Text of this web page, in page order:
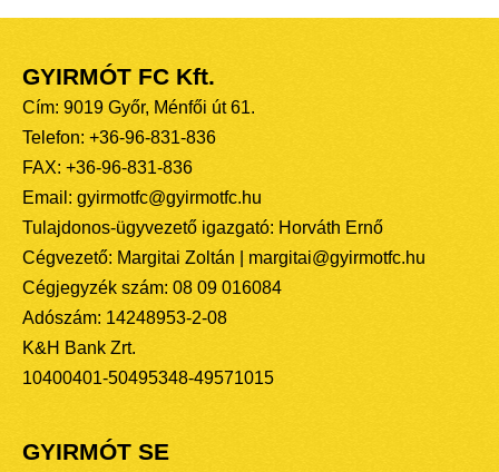
GYIRMÓT FC Kft.
Cím: 9019 Győr, Ménfői út 61.
Telefon: +36-96-831-836
FAX: +36-96-831-836
Email: gyirmotfc@gyirmotfc.hu
Tulajdonos-ügyvezető igazgató: Horváth Ernő
Cégvezető: Margitai Zoltán | margitai@gyirmotfc.hu
Cégjegyzék szám: 08 09 016084
Adószám: 14248953-2-08
K&H Bank Zrt.
10400401-50495348-49571015
GYIRMÓT SE